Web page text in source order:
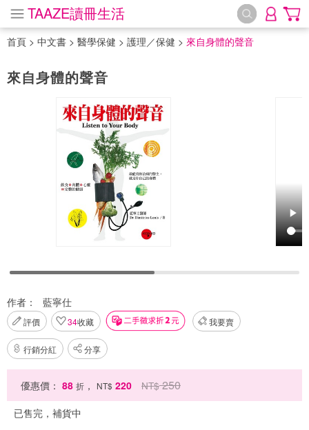
TAAZE讀冊生活
首頁 > 中文書 > 醫學保健 > 護理／保健 > 來自身體的聲音
來自身體的聲音
作者： 藍寧仕
評價 34收藏 我要賣
行銷分紅 分享
優惠價： 88 折 ， NT$ 220 NT$ 250
已售完，補貨中